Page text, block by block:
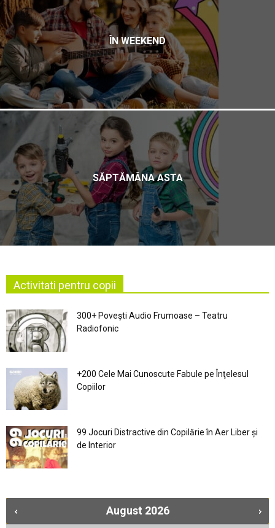
ÎN WEEKEND
SĂPTĂMÂNA ASTA
Activitati pentru copii
300+ Povești Audio Frumoase – Teatru
Radiofonic
+200 Cele Mai Cunoscute Fabule pe Înţelesul
Copiilor
99 Jocuri Distractive din Copilărie în Aer Liber şi
de Interior
August 2026